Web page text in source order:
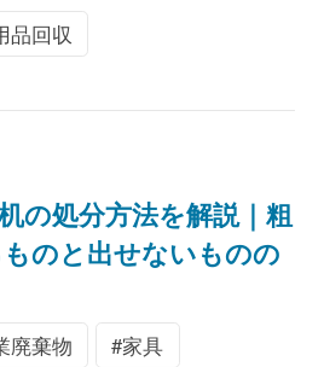
品回収
の処分方法を解説｜粗
のと出せないものの
廃棄物 家具